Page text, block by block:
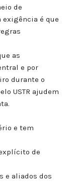
de
exigência é que
as
e por
durante o
USTR ajudem
e tem
de
e aliados dos